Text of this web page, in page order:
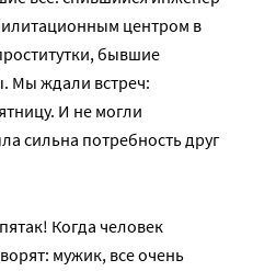
центром в
бывшие
Мы ждали встреч:
И не могли
сильна потребность друг
Когда человек
мужик, все очень